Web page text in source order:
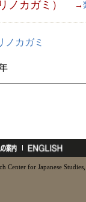
ノカガミ） →
ノカガミ
Center for Japanese